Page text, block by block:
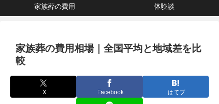
家族葬の費用 体験談
家族葬の費用相場｜全国平均と地域差を比
較
X Facebook はてブ